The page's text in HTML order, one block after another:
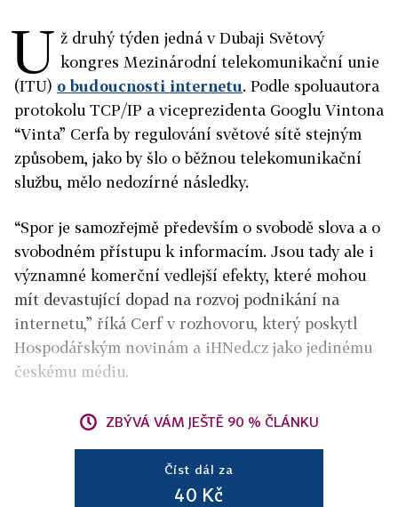
U ž druhý týden jedná v Dubaji Světový
kongres Mezinárodní telekomunikační unie
(ITU) o budoucnosti internetu. Podle spoluautora
protokolu TCP/IP a viceprezidenta Googlu Vintona
“Vinta” Cerfa by regulování světové sítě stejným
způsobem, jako by šlo o běžnou telekomunikační
službu, mělo nedozírné následky.
“Spor je samozřejmě především o svobodě slova a o
svobodném přístupu k informacím. Jsou tady ale i
významné komerční vedlejší efekty, které mohou
mít devastující dopad na rozvoj podnikání na
internetu,” říká Cerf v rozhovoru, který poskytl
Hospodářským novinám a iHNed.cz jako jedinému
českému médiu.
ZBÝVÁ VÁM JEŠTĚ 90 % ČLÁNKU
Číst dál za
40 Kč